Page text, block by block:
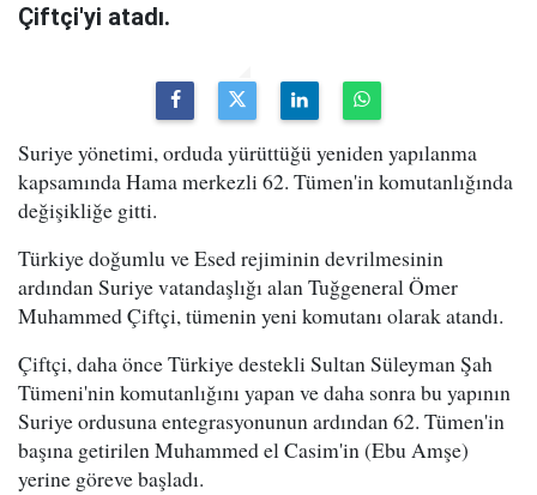
Çiftçi'yi atadı.
Suriye yönetimi, orduda yürüttüğü yeniden yapılanma
kapsamında Hama merkezli 62. Tümen'in komutanlığında
değişikliğe gitti.
Türkiye doğumlu ve Esed rejiminin devrilmesinin
ardından Suriye vatandaşlığı alan Tuğgeneral Ömer
Muhammed Çiftçi, tümenin yeni komutanı olarak atandı.
Çiftçi, daha önce Türkiye destekli Sultan Süleyman Şah
Tümeni'nin komutanlığını yapan ve daha sonra bu yapının
Suriye ordusuna entegrasyonunun ardından 62. Tümen'in
başına getirilen Muhammed el Casim'in (Ebu Amşe)
yerine göreve başladı.